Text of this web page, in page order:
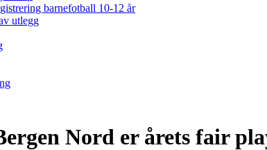
barnefotball 10-12 år
utlegg
Nord er årets fair